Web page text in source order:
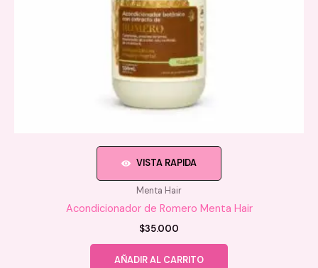
VISTA RAPIDA
Menta Hair
Acondicionador de Romero Menta Hair
$35.000
AÑADIR AL CARRITO